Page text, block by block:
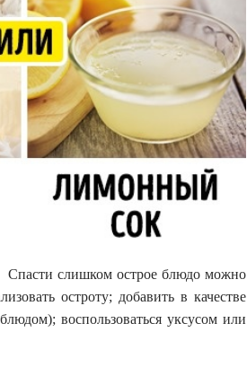
слишком острое блюдо можно
остроту; добавить в качестве
воспользоваться уксусом или